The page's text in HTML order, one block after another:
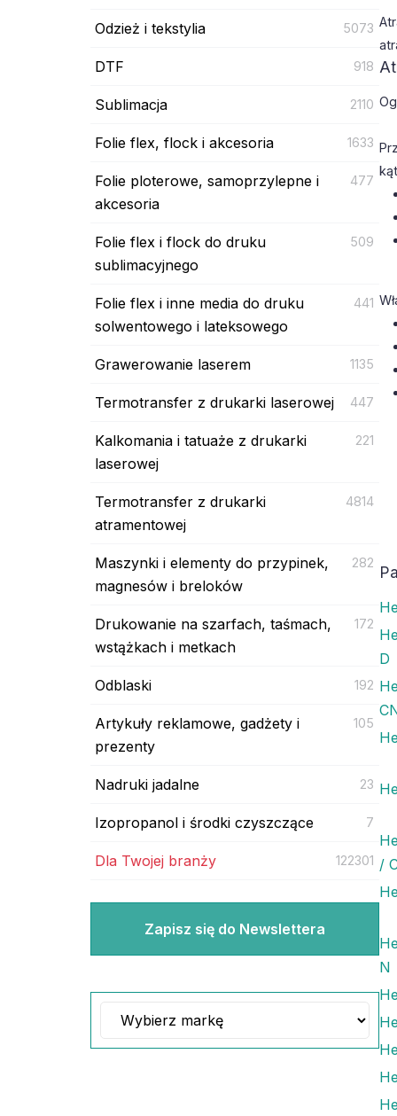
Odzież i tekstylia 5073
DTF 918
Sublimacja 2110
Folie flex, flock i akcesoria 1633
Folie ploterowe, samoprzylepne i
akcesoria
477
Folie flex i flock do druku
sublimacyjnego
509
Folie flex i inne media do druku
solwentowego i lateksowego
441
Grawerowanie laserem 1135
Termotransfer z drukarki laserowej 447
Kalkomania i tatuaże z drukarki
laserowej
221
Termotransfer z drukarki
atramentowej
4814
Maszynki i elementy do przypinek,
magnesów i breloków
282
Drukowanie na szarfach, taśmach,
wstążkach i metkach
172
Odblaski 192
Artykuły reklamowe, gadżety i
prezenty
105
Nadruki jadalne 23
Izopropanol i środki czyszczące 7
Dla Twojej branży 122301
Zapisz się do Newslettera
D
/
N